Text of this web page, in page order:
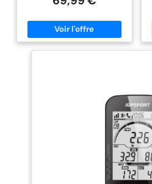
rappel du coucher du soleil, le
rétroéclairage de l’écran peut
ajuster automatiquement la
luminosité en fonction de l’heure
créer et transférer facilement
compteur GPS velo. Lors de la
navigation, elle affiche des
informations importantes telles
que les indications de route, les
noms des rues et la distance
restante. La Fonction d'alerte de
déviation vous aide à rester sur